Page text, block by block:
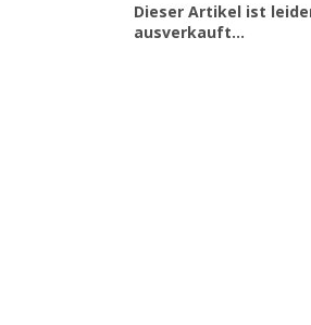
Dieser Artikel ist
ausverkauft…